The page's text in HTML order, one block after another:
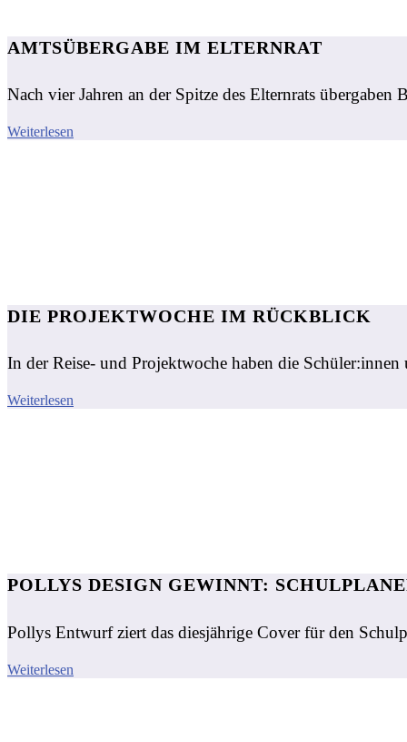
AMTSÜBERGABE IM ELTERNRAT
Nach vier Jahren an der Spitze des Elternrats
Weiterlesen
DIE PROJEKTWOCHE IM RÜCKBLICK
In der Reise- und Projektwoche haben die
Weiterlesen
POLLYS DESIGN GEWINNT:
Pollys Entwurf ziert das diesjährige Cover für den
Weiterlesen